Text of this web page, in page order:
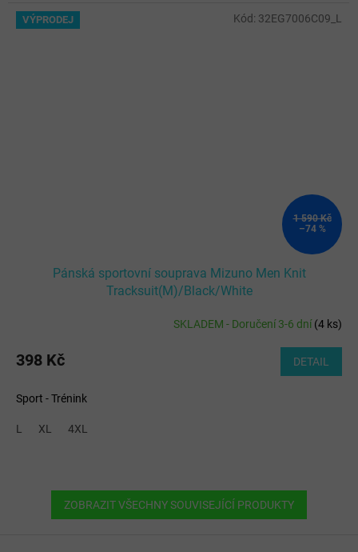
VÝPRODEJ
1 590 Kč
–74 %
Pánská sportovní souprava Mizuno Men Knit
Tracksuit(M)/Black/White
SKLADEM - Doručení 3-6 dní(4 ks)
398 Kč DETAIL
Sport - Trénink
L XL 4XL
Kód: 32EG7006C09_L
ZOBRAZIT VŠECHNY SOUVISEJÍCÍ PRODUKTY